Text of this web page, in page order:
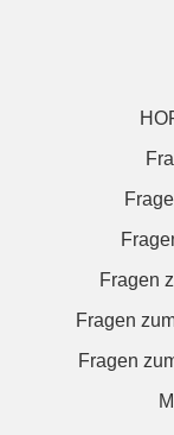
Fragen
Fragen
Fragen